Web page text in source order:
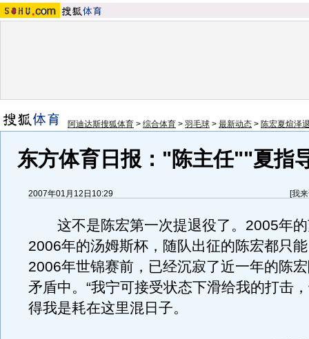
阿迪达斯搜狐体育 > 综合体育 > 羽毛球 > 最新动态 > 陈宏夏煊泽
东方体育日报："陈主任""夏指
2007年01月12日10:29 [我
这不是陈宏第一次提退役了。2005年的
2006年的汤姆斯杯，随队出征的陈宏都只
2006年世锦赛前，已经沉寂了近一年的陈
矛盾中。“我宁可接受状态下滑给我的打击
得我是耗在这里混日子。